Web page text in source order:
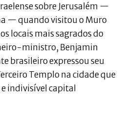
sobre Jerusalém —
— quando visitou o Muro
locais mais sagrados do
ministro, Benjamin
brasileiro expressou seu
Templo na cidade que
indivisível capital